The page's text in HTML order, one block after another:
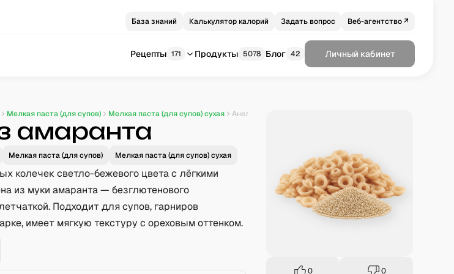
База знаний Калькулятор калорий Задать вопрос Веб-агентство ↗
Рецепты 171 Продукты 5078 Блог 42 Личный кабинет
Мелкая паста (для супов) Мелкая паста (для супов) сухая
амаранта
Мелкая паста (для супов) Мелкая паста (для супов) сухая
колечек светло-бежевого цвета с лёгкими
из муки амаранта — безглютенового
Подходит для супов, гарниров
имеет мягкую текстуру с ореховым оттенком.
0 0